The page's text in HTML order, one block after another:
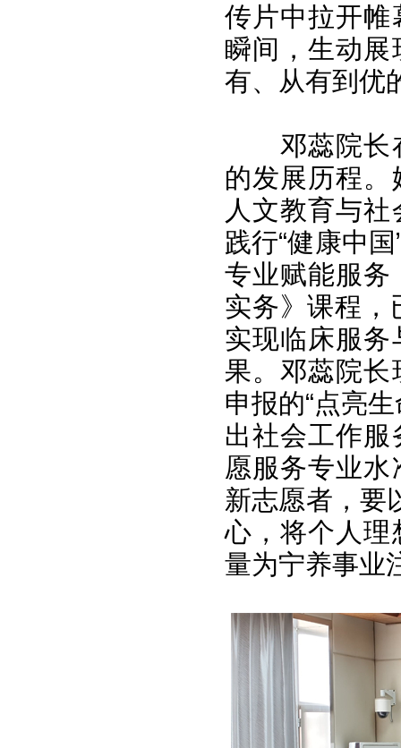
传片中拉开帷
瞬间，生动
有、从有到优
邓蕊院长
的发展历程
人文教育与
践行“健康中
专业赋能服务
实务》课程，
实现临床服
果。邓蕊院
申报的“点亮
出社会工作
愿服务专业
新志愿者，要
心，将个人理
量为宁养事业